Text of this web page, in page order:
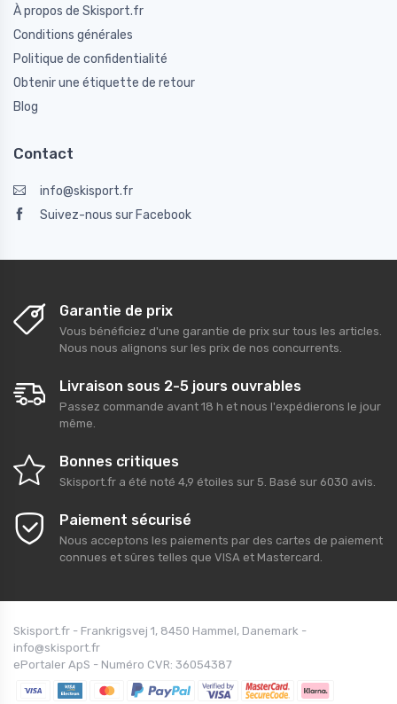
À propos de Skisport.fr
Conditions générales
Politique de confidentialité
Obtenir une étiquette de retour
Blog
Contact
info@skisport.fr
Suivez-nous sur Facebook
Garantie de prix
Vous bénéficiez d'une garantie de prix sur tous les articles.
Nous nous alignons sur les prix de nos concurrents.
Livraison sous 2-5 jours ouvrables
Passez commande avant 18 h et nous l'expédierons le jour
même.
Bonnes critiques
Skisport.fr a été noté 4,9 étoiles sur 5. Basé sur 6030 avis.
Paiement sécurisé
Nous acceptons les paiements par des cartes de paiement
connues et sûres telles que VISA et Mastercard.
Skisport.fr - Frankrigsvej 1, 8450 Hammel, Danemark -
info@skisport.fr
ePortaler ApS - Numéro CVR: 36054387